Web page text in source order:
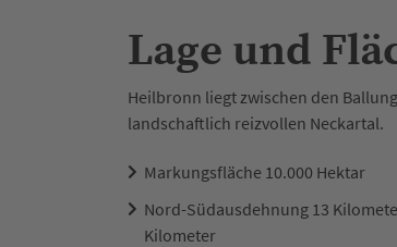
Lage und
Heilbronn liegt zwischen den
landschaftlich reizvollen Neckartal.
Markungsfläche 10.000 Hektar
Nord-Südausdehnung 13
Kilometer